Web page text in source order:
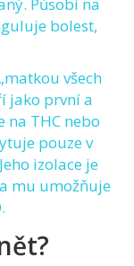
bolest,
všech
jako první a
na THC nebo
pouze v
izolace je
mu umožňuje